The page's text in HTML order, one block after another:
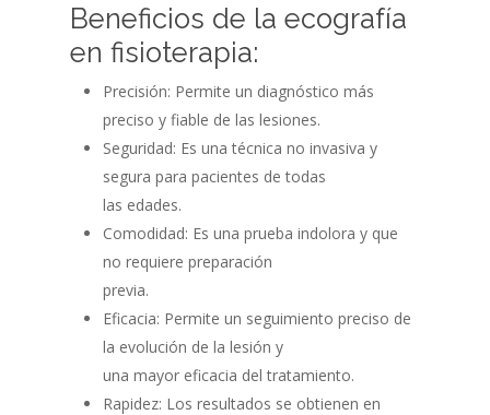
Beneficios de la ecografía
en fisioterapia:
Precisión: Permite un diagnóstico más
preciso y fiable de las lesiones.
Seguridad: Es una técnica no invasiva y
segura para pacientes de todas
las edades.
Comodidad: Es una prueba indolora y que
no requiere preparación
previa.
Eficacia: Permite un seguimiento preciso de
la evolución de la lesión y
una mayor eficacia del tratamiento.
Rapidez: Los resultados se obtienen en